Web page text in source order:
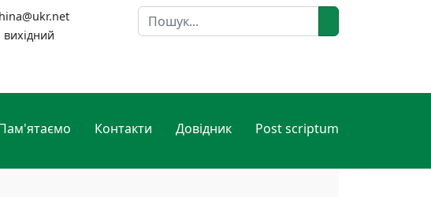
Пошук
Контакти Довідник Post scriptum